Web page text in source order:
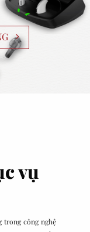
vụ
trong công nghệ